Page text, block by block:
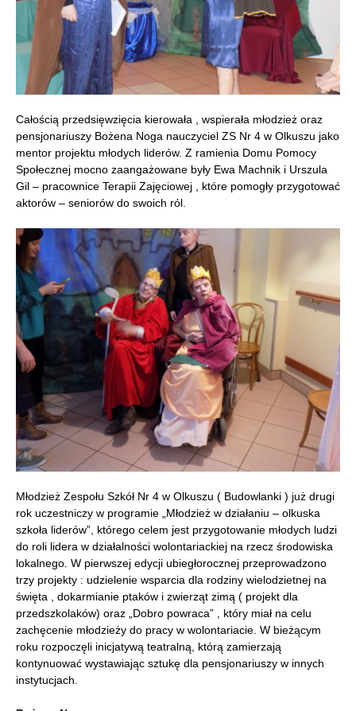
Całością przedsięwzięcia kierowała , wspierała młodzież oraz
pensjonariuszy Bożena Noga nauczyciel ZS Nr 4 w Olkuszu jako
mentor projektu młodych liderów. Z ramienia Domu Pomocy
Społecznej mocno zaangażowane były Ewa Machnik i Urszula
Gil – pracownice Terapii Zajęciowej , które pomogły przygotować
aktorów – seniorów do swoich ról.
Młodzież Zespołu Szkół Nr 4 w Olkuszu ( Budowlanki ) już drugi
rok uczestniczy w programie „Młodzież w działaniu – olkuska
szkoła liderów”, którego celem jest przygotowanie młodych ludzi
do roli lidera w działalności wolontariackiej na rzecz środowiska
lokalnego. W pierwszej edycji ubiegłorocznej przeprowadzono
trzy projekty : udzielenie wsparcia dla rodziny wielodzietnej na
święta , dokarmianie ptaków i zwierząt zimą ( projekt dla
przedszkolaków) oraz „Dobro powraca” , który miał na celu
zachęcenie młodzieży do pracy w wolontariacie. W bieżącym
roku rozpoczęli inicjatywą teatralną, którą zamierzają
kontynuować wystawiając sztukę dla pensjonariuszy w innych
instytucjach.